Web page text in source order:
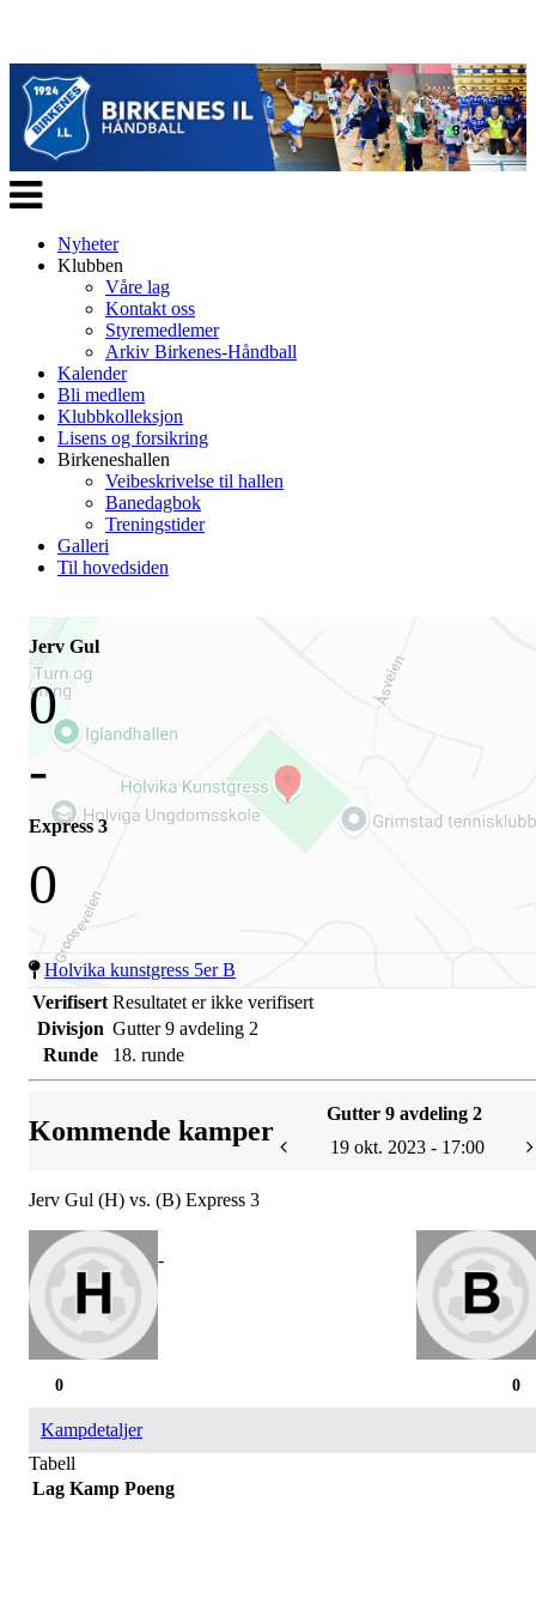
Veksle
navigasjon
Nyheter
Klubben
Våre lag
Kontakt oss
Styremedlemer
Arkiv Birkenes-Håndball
Kalender
Bli medlem
Klubbkolleksjon
Lisens og forsikring
Birkeneshallen
Veibeskrivelse til hallen
Banedagbok
Treningstider
Galleri
Til hovedsiden
Jerv Gul
0
-
Express 3
0
Holvika kunstgress 5er B
Verifisert Resultatet er ikke verifisert
Divisjon Gutter 9 avdeling 2
Runde
18. runde
Kommende kamper
Gutter 9 avdeling 2
19 okt. 2023 - 17:00
Jerv Gul (H) vs. (B) Express 3
-
0
0
Kampdetaljer
Tabell
Lag Kamp Poeng